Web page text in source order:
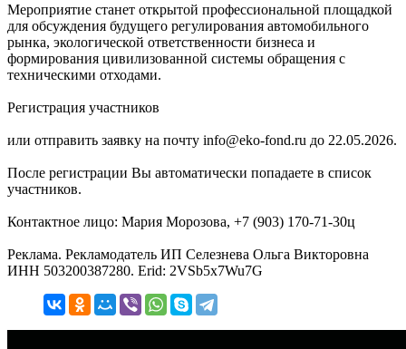
Мероприятие станет открытой профессиональной площадкой
для обсуждения будущего регулирования автомобильного
рынка, экологической ответственности бизнеса и
формирования цивилизованной системы обращения с
техническими отходами.
Регистрация участников
или отправить заявку на почту info@eko-fond.ru до 22.05.2026.
После регистрации Вы автоматически попадаете в список
участников.
Контактное лицо: Мария Морозова, +7 (903) 170-71-30ц
Реклама. Рекламодатель ИП Селезнева Ольга Викторовна
ИНН 503200387280. Erid: 2VSb5x7Wu7G